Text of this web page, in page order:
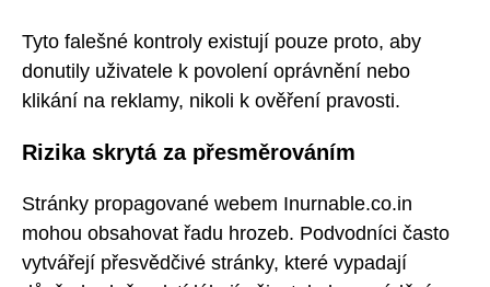
Tyto falešné kontroly existují pouze proto, aby
donutily uživatele k povolení oprávnění nebo
klikání na reklamy, nikoli k ověření pravosti.
Rizika skrytá za přesměrováním
Stránky propagované webem Inurnable.co.in
mohou obsahovat řadu hrozeb. Podvodníci často
vytvářejí přesvědčivé stránky, které vypadají